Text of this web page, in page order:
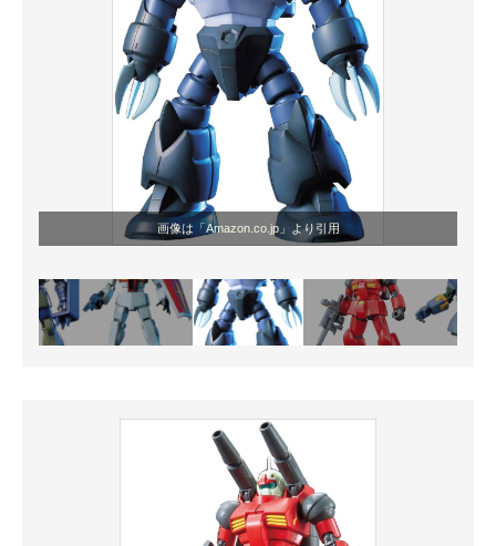
画像は「Amazon.co.jp」より引用